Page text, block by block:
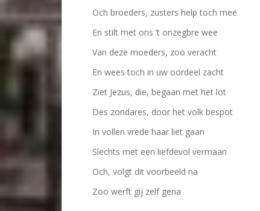
Och broeders, zusters help toch mee
En stilt met ons ’t onzegbre wee
Van deze moeders, zoo veracht
En wees toch in uw oordeel zacht
Ziet Jezus, die, begaan met het lot
Des zondares, door het volk bespot
In vollen vrede haar liet gaan
Slechts met een liefdevol vermaan
Och, volgt dit voorbeeld na
Zoo werft gij zelf gena